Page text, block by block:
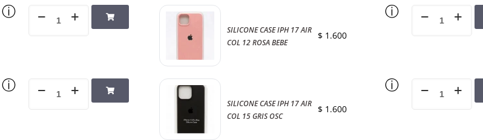
ⓘ
SILICONE CASE IPH 17 AIR
COL 12 ROSA BEBE
$1.600
ⓘ
ⓘ
SILICONE CASE IPH 17 AIR
COL 15 GRIS OSC
$1.600
ⓘ